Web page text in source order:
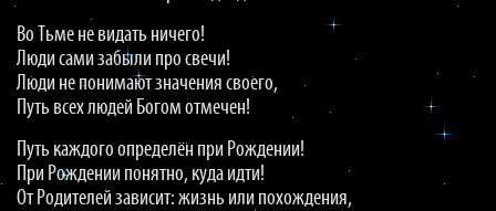
Во Тьме не видать ничего!
Люди сами забыли про свечи!
Люди не понимают значения своего,
Путь всех людей Богом отмечен!
Путь каждого определён при Рождении!
При Рождении понятно, куда идти!
От Родителей зависит: жизнь или похождения,